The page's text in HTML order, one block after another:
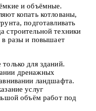
и объёмные.
копать котлованы,
подготавливать
строительной техники
в разы и повышает
для зданий.
дренажных
ландшафта.
услуг
объём работ под